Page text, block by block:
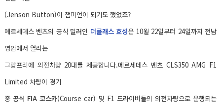
(Jenson Button)이 챔피언이 되기도 했었죠?
메르세데스 벤츠의 공식 딜러인 더클래스 효성은 10월 22일부터 24일까지 전남
영암에서 열리는
그랑프리에 의전차량 20대를 제공합니다.메르세데스 벤츠 CLS350 AMG F1
Limited 차량이 경기
중공식 FIA 코스카(Course car) 및 F1 드라이버들의 의전차량으로 운행되는